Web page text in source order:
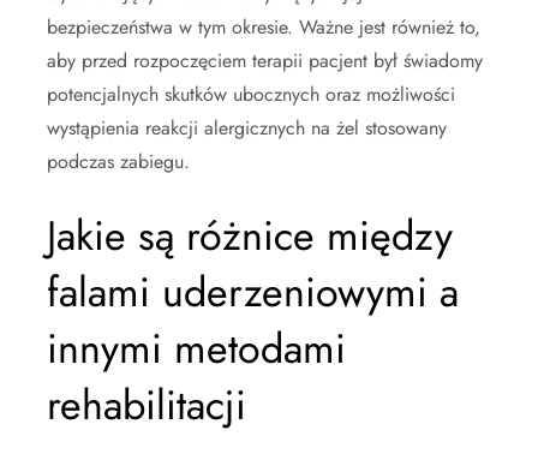
bezpieczeństwa w tym okresie. Ważne jest również to,
aby przed rozpoczęciem terapii pacjent był świadomy
potencjalnych skutków ubocznych oraz możliwości
wystąpienia reakcji alergicznych na żel stosowany
podczas zabiegu.
Jakie są różnice między
falami uderzeniowymi a
innymi metodami
rehabilitacji